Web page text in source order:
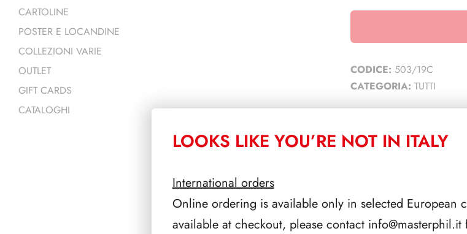
CODICE: 503/19C
CATEGORIA: TUTTI
PRODOTTI CORRELATI
CARTOLINE
POSTER E LOCANDINE
COLLEZIONI VARIE
OUTLET
GIFT CARDS
CATALOGHI
LOOKS LIKE YOU’RE NOT IN ITALY
International orders
Online ordering is available only in selected European
available at checkout, please contact info@masterphil.it